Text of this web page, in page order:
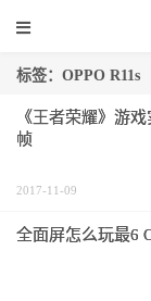
标签：OPPO R11s
《王者荣耀》游
帧
2017-11-09
全面屏怎么玩最6